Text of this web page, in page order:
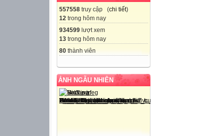
557558 truy cập (chi tiết)
12 trong hôm nay
934599 lượt xem
13 trong hôm nay
80 thành viên
ẢNH NGẪU NHIÊN